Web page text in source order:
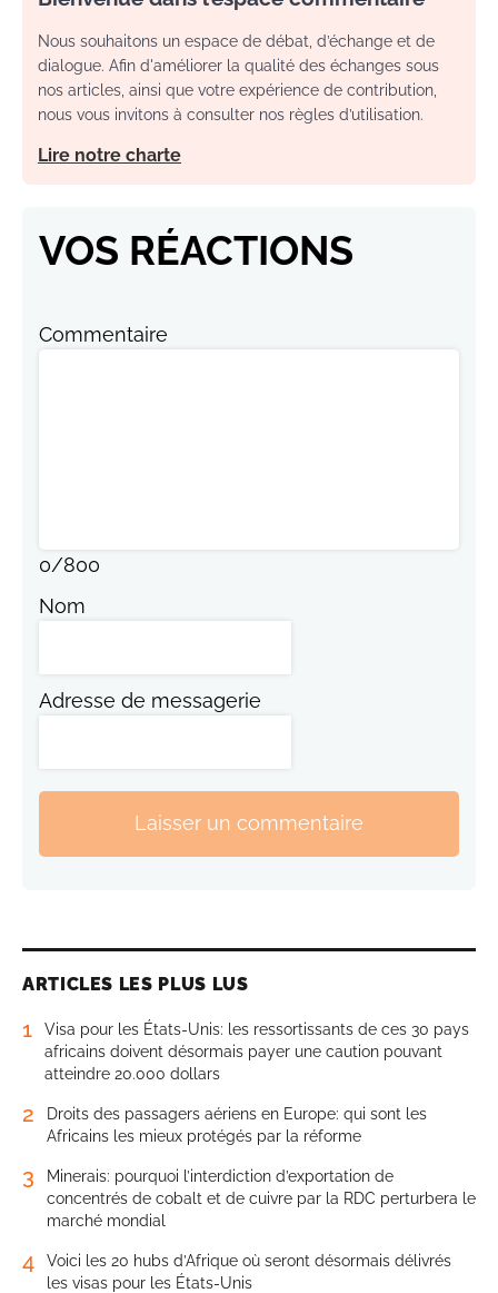
Nous souhaitons un espace de débat, d’échange et de
dialogue. Afin d'améliorer la qualité des échanges sous
nos articles, ainsi que votre expérience de contribution,
nous vous invitons à consulter nos règles d’utilisation.
Lire notre charte
VOS RÉACTIONS
Commentaire
0/800
Nom
Adresse de messagerie
Laisser un commentaire
ARTICLES LES PLUS LUS
1
Visa pour les États-Unis: les ressortissants de ces 30 pays
africains doivent désormais payer une caution pouvant
atteindre 20.000 dollars
2
Droits des passagers aériens en Europe: qui sont les
Africains les mieux protégés par la réforme
3
Minerais: pourquoi l’interdiction d’exportation de
concentrés de cobalt et de cuivre par la RDC perturbera le
marché mondial
4
Voici les 20 hubs d’Afrique où seront désormais délivrés
les visas pour les États-Unis